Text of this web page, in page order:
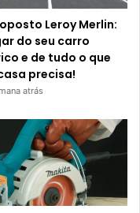
Leroy Merlin:
do seu carro
e de tudo o que
precisa!
atrás